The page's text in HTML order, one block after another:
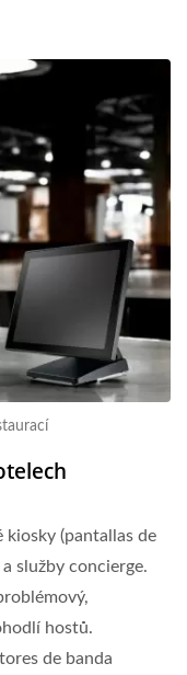
kiosky (pantallas de
služby concierge.
hostů.
de banda